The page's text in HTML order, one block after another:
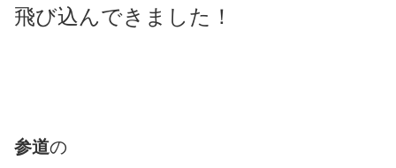
飛び込んできました！
参道の